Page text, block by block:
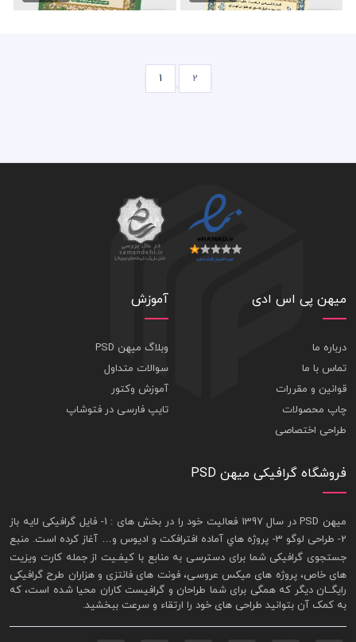
1 2
میهن پی اس ادی
درباره ما
تماس با ما
قوانین و مقررات
چاپ محصولات
طراحی اختصاصی
آموزش
وبلاگ میهن PSD
سوالات متداول
آموزش وکتور
تایپ فارسی در فتوشاپ
فروشگاه گرافیکی میهن PSD
ميهن PSD در سال 1397 فعاليت خود را در بخش های : 1-
فايل گرافيکی لايه باز
2- طراحی لوگو 3- پروژه هاي آماده افترافکت و اديوس و… آغاز کرده است. منبع
جستجوی گرافيکی شما برای دسترسی به منابع با کيفـيت از جملهکارت ويزيت
های خاص، پروژه های ميکس عروسی، فونت های فانتزی و هزاران طرح گرافیکی
رايگــان ديگر که همگی برای شما طراحان و گرافيست کاران محيا شده است، که
به کمک آن بتوانيد طراحی های خود را ارتقاء و سرعت ببخشيد.